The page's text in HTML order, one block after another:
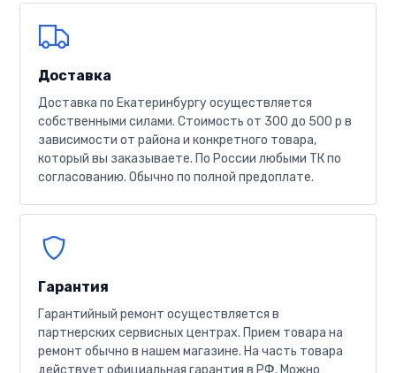
Доставка
Доставка по Екатеринбургу осуществляется
собственными силами. Стоимость от 300 до 500 р в
зависимости от района и конкретного товара,
который вы заказываете. По России любыми ТК по
согласованию. Обычно по полной предоплате.
Гарантия
Гарантийный ремонт осуществляется в
партнерских сервисных центрах. Прием товара на
ремонт обычно в нашем магазине. На часть товара
действует официальная гарантия в РФ. Можно